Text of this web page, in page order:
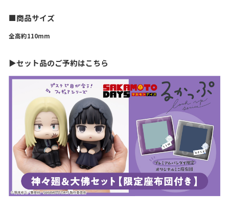
■商品サイズ
全高約110mm
▶セット品のご予約はこちら